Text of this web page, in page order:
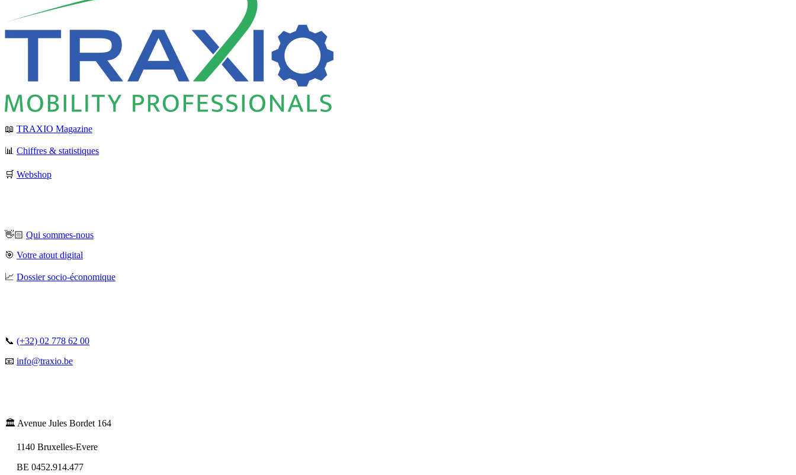
📖 TRAXIO Magazine
📊 Chiffres & statistiques
🛒 Webshop
👋🏻 Qui sommes-nous
🎯 Votre atout digital
📈 Dossier socio-économique
📞 (+32) 02 778 62 00
📧 info@traxio.be
🏛️ Avenue Jules Bordet 164
1140 Bruxelles-Evere
BE 0452.914.477